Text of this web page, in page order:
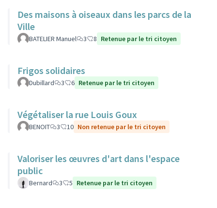
Des maisons à oiseaux dans les parcs de la
Ville
BATELIER Manuel 3 8 Retenue par le tri citoyen
Frigos solidaires
Dubillard 3 6 Retenue par le tri citoyen
Végétaliser la rue Louis Goux
BENOIT 3 10 Non retenue par le tri citoyen
Valoriser les œuvres d'art dans l'espace
public
Bernard 3 5 Retenue par le tri citoyen